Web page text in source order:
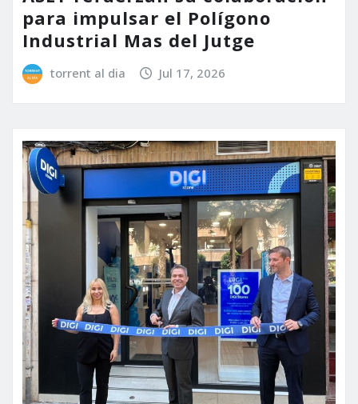
para impulsar el Polígono
Industrial Mas del Jutge
torrent al dia Jul 17, 2026